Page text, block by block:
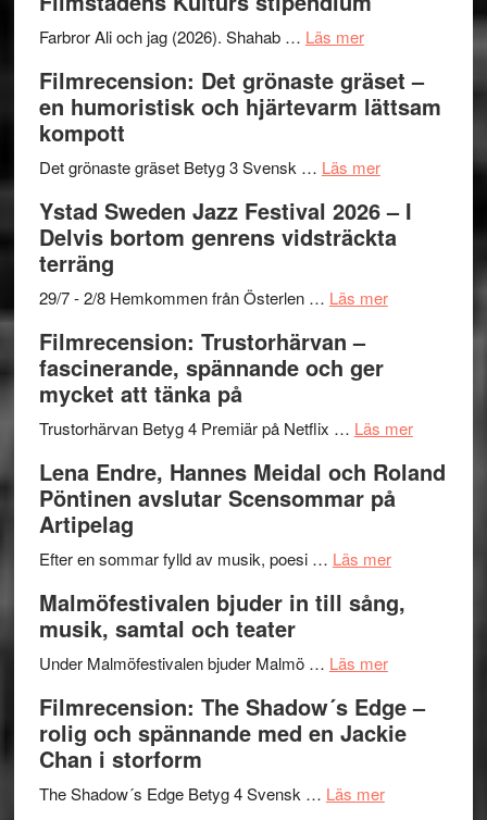
I
Want
Believe
–
Frankenshtey
med
Fox
och
Scully
West
presenterar
nya
titlar
årets
Farbror Ali och jag (2026). Shahab … Läs merom
Shahab
Mehrabi
Filmstadens
stipendium
Filmrecension: Det grönaste gräset –
en humoristisk och hjärtevarm lättsam
kompott
Det grönaste gräset Betyg 3 Svensk … Läs merom
Det
grönaste
–
och
lättsam
Ystad Sweden Jazz Festival 2026 – I
Delvis bortom genrens vidsträckta
terräng
29/7 - 2/8 Hemkommen från Österlen … Läs merom
2026
I
Delvis
genrens
terräng
Filmrecension: Trustorhärvan –
fascinerande, spännande och ger
mycket att tänka på
Trustorhärvan Betyg 4 Premiär på Netflix … Läs merom
på
Lena Endre, Hannes Meidal och Roland
Pöntinen avslutar Scensommar på
Artipelag
Efter en sommar fylld av musik, poesi … Läs merom
Endre,
Roland
Pöntinen
Malmöfestivalen bjuder in till sång,
musik, samtal och teater
Under Malmöfestivalen bjuder Malmö … Läs merom
bjuder
in
Filmrecension: The Shadow´s Edge –
rolig och spännande med en Jackie
Chan i storform
The Shadow´s Edge Betyg 4 Svensk … Läs merom